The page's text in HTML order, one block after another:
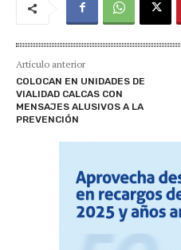
Artículo anterior
COLOCAN EN UNIDADES DE
VIALIDAD CALCAS CON
MENSAJES ALUSIVOS A LA
PREVENCIÓN